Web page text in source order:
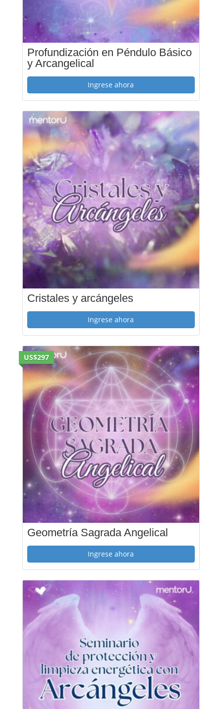
Profundización en Péndulo Básico
y Arcangelical
Ingrese ahora
Cristales y arcángeles
Ingrese ahora
US$297
Geometría Sagrada Angelical
Ingrese ahora